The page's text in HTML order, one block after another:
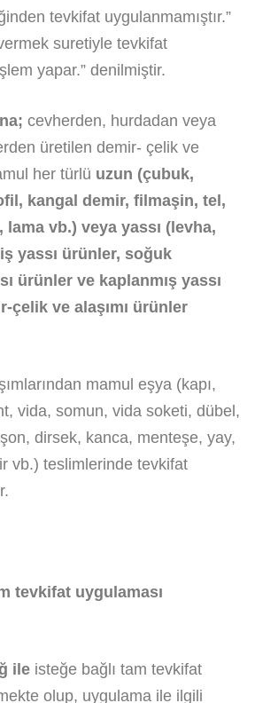
tevkifat uygulanmamıştır.”
suretiyle tevkifat
yapar.” denilmiştir.
cevherden, hurdadan veya
üretilen demir- çelik ve
her türlü uzun (çubuk,
kangal demir, filmaşin, tel,
lama vb.) veya yassı (levha,
yassı ürünler, soğuk
ürünler ve kaplanmış yassı
çelik ve alaşımı ürünler
mamul eşya (kapı,
vida, somun, vida soketi, dübel,
dirsek, kanca, menteşe, yay,
vb.) teslimlerinde tevkifat
tevkifat uygulaması
ile isteğe bağlı tam tevkifat
olup, uygulama ile ilgili